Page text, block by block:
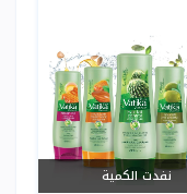
نفدت الكمية